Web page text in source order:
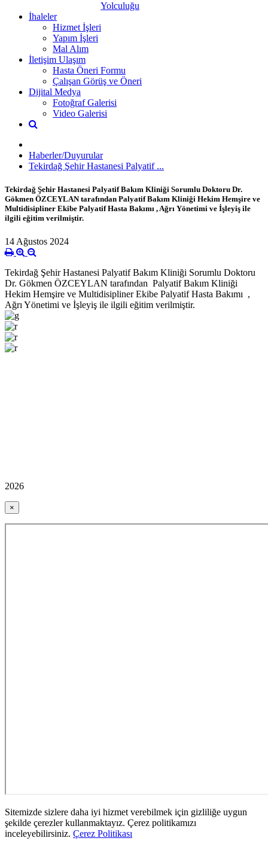
Yolculuğu
İhaleler
Hizmet İşleri
Yapım İşleri
Mal Alım
İletişim Ulaşım
Hasta Öneri Formu
Çalışan Görüş ve Öneri
Dijital Medya
Fotoğraf Galerisi
Video Galerisi
Haberler/Duyurular
Tekirdağ Şehir Hastanesi Palyatif ...
Tekirdağ Şehir Hastanesi Palyatif Bakım Kliniği Sorumlu Doktoru Dr.
Gökmen ÖZCEYLAN tarafından Palyatif Bakım Kliniği Hekim Hemşire ve
Multidisipliner Ekibe Palyatif Hasta Bakımı , Ağrı Yönetimi ve İşleyiş ile
ilgili eğitim verilmiştir.
14 Ağustos 2024
Tekirdağ Şehir Hastanesi Palyatif Bakım Kliniği Sorumlu Doktoru
Dr. Gökmen ÖZCEYLAN tarafından Palyatif Bakım Kliniği
Hekim Hemşire ve Multidisipliner Ekibe Palyatif Hasta Bakımı ,
Ağrı Yönetimi ve İşleyiş ile ilgili eğitim verilmiştir.
2026
×
Sitemizde sizlere daha iyi hizmet verebilmek için gizliliğe uygun
şekilde çerezler kullanmaktayız. Çerez politikamızı
inceleyebilirsiniz. Çerez Politikası